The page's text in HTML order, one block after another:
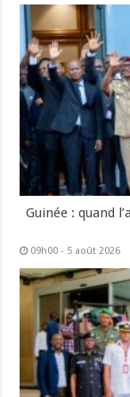
Guinée : quand
09h00 - 5 août 2026